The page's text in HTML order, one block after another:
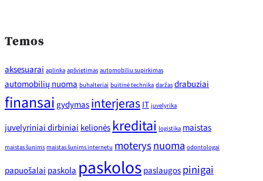
Temos
aksesuarai aplinka apšvietimas automobiliu supirkimas
automobilių nuoma buhalteriai buitinė technika daržas drabuziai
finansai gydymasinterjerasIT juvelyrika
juvelyriniai dirbiniai kelionės kreditai logistika maistas
maistas šunims maistas šunims internetu moterysnuoma odontologai
papuošalai paskola paskolospaslaugospinigai